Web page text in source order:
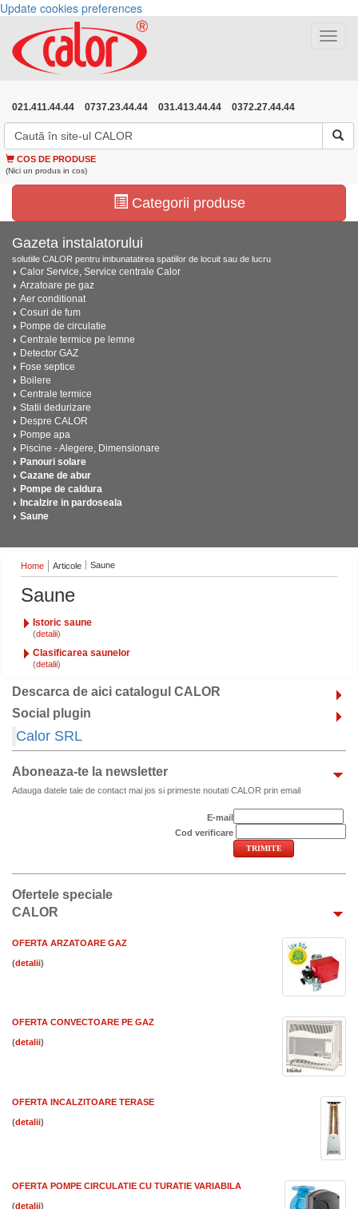
Update cookies preferences
Toggle
021.411.44.44 0737.23.44.44 031.413.44.44 0372.27.44.44
COS DE PRODUSE
(Nici un produs in cos)
Categorii produse
Gazeta instalatorului
solutiile CALOR pentru imbunatatirea spatiilor de locuit sau de lucru
Calor Service, Service centrale Calor
Arzatoare pe gaz
Aer conditionat
Cosuri de fum
Pompe de circulatie
Centrale termice pe lemne
Detector GAZ
Fose septice
Boilere
Centrale termice
Statii dedurizare
Despre CALOR
Pompe apa
Piscine - Alegere, Dimensionare
Panouri solare
Cazane de abur
Pompe de caldura
Incalzire in pardoseala
Saune
Home Articole Saune
Saune
Istoric saune
( )
Clasificarea saunelor
( )
Descarca de aici catalogul CALOR
Social plugin
Calor SRL
Aboneaza-te la newsletter
Adauga datele tale de contact mai jos si primeste noutati CALOR prin email
E-mail
Cod verificare
Ofertele speciale
CALOR
OFERTA ARZATOARE GAZ
( )
OFERTA CONVECTOARE PE GAZ
( )
OFERTA INCALZITOARE TERASE
( )
OFERTA POMPE CIRCULATIE CU TURATIE VARIABILA
( )